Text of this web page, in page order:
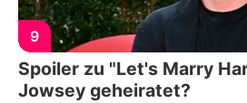
9
Spoiler zu "Let's Marry
Jowsey geheiratet?